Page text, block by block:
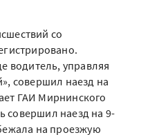
со
водитель, управляя
совершил наезд на
ГАИ Мирнинского
совершил наезд на 9-
на проезжую